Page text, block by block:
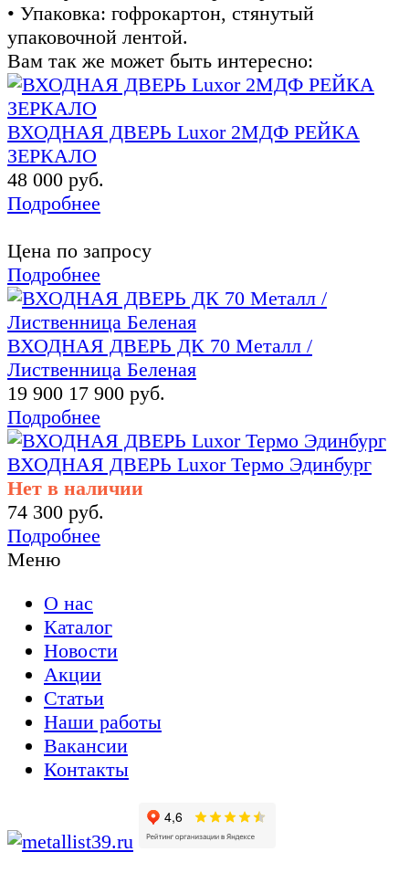
• Упаковка: гофрокартон, стянутый
упаковочной лентой.
Вам так же может быть интересно:
ВХОДНАЯ ДВЕРЬ Luxor 2МДФ РЕЙКА
ЗЕРКАЛО
48 000 руб.
Подробнее
Цена по запросу
Подробнее
ВХОДНАЯ ДВЕРЬ ДК 70 Металл /
Лиственница Беленая
19 900 17 900 руб.
Подробнее
ВХОДНАЯ ДВЕРЬ Luxor Термо Эдинбург
Нет в наличии
74 300 руб.
Подробнее
Меню
О нас
Каталог
Новости
Акции
Статьи
Наши работы
Вакансии
Контакты